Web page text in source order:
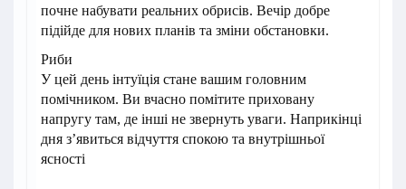
почне набувати реальних обрисів. Вечір добре
підійде для нових планів та зміни обстановки.
Риби
У цей день інтуїція стане вашим головним
помічником. Ви вчасно помітите приховану
напругу там, де інші не звернуть уваги. Наприкінці
дня з’явиться відчуття спокою та внутрішньої
ясності